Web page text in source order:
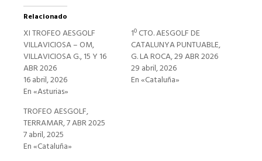
Relacionado
XI TROFEO AESGOLF
VILLAVICIOSA – OM,
VILLAVICIOSA G., 15 Y 16
ABR 2026
16 abril, 2026
En «Asturias»
1º CTO. AESGOLF DE
CATALUNYA PUNTUABLE,
G. LA ROCA, 29 ABR 2026
29 abril, 2026
En «Cataluña»
TROFEO AESGOLF,
TERRAMAR, 7 ABR 2025
7 abril, 2025
En «Cataluña»